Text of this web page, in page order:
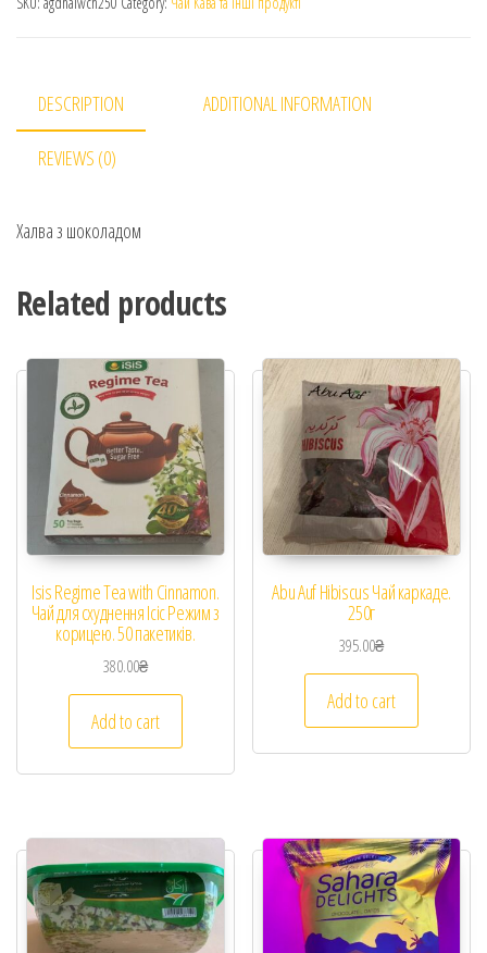
DESCRIPTION ADDITIONAL INFORMATION
REVIEWS (0)
Халва з шоколадом
Related products
Isis Regime Tea with Cinnamon.
Чай для схуднення Ісіс Режим з
корицею. 50 пакетиків.
380.00₴
Add to cart
Abu Auf Hibiscus Чай каркаде.
250г
395.00₴
Add to cart